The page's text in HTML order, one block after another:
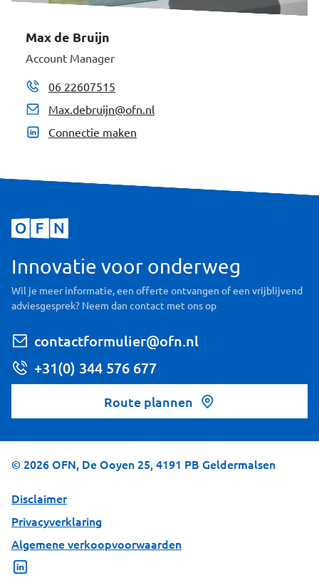
Max de Bruijn
Account Manager
06 22607515
Max.debruijn@ofn.nl
Connectie maken
Innovatie voor onderweg
Wil je meer informatie, een offerte ontvangen of een vrijblijvend
adviesgesprek? Neem dan contact met ons op
contactformulier@ofn.nl
+31(0) 344 576 677
Route plannen
© 2026OFN, De Ooyen 25, 4191 PB Geldermalsen
Disclaimer
Privacyverklaring
Algemene verkoopvoorwaarden